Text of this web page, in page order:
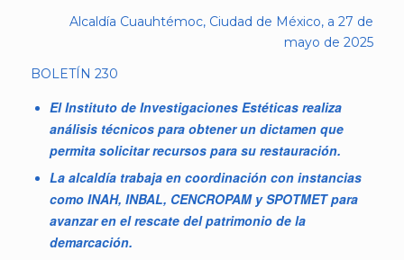
Alcaldía Cuauhtémoc, Ciudad de México, a 27 de
mayo de 2025
BOLETÍN 230
El Instituto de Investigaciones Estéticas realiza
análisis técnicos para obtener un dictamen que
permita solicitar recursos para su restauración.
La alcaldía trabaja en coordinación con instancias
como INAH, INBAL, CENCROPAM y SPOTMET para
avanzar en el rescate del patrimonio de la
demarcación.